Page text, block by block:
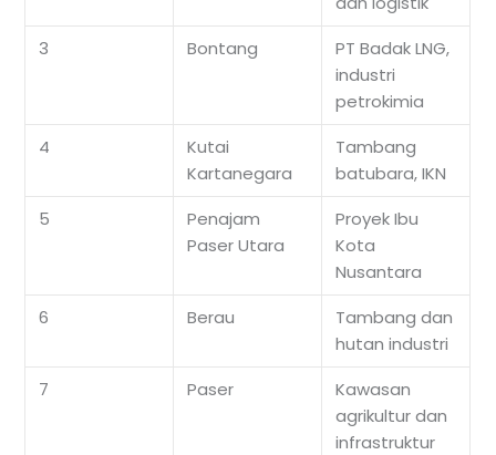
3
Bontang
PT Badak LNG,
industri
petrokimia
4
Kutai
Kartanegara
Tambang
batubara, IKN
5
Penajam
Paser Utara
Proyek Ibu
Kota
Nusantara
6
Berau
Tambang dan
hutan industri
7
Paser
Kawasan
agrikultur dan
infrastruktur